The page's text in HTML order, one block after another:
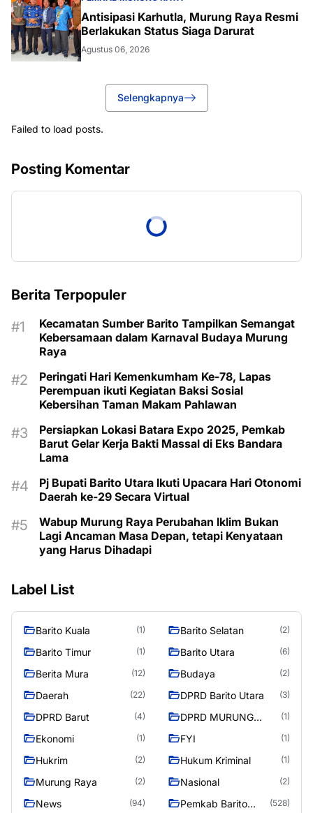
Antisipasi Karhutla, Murung Raya Resmi
Berlakukan Status Siaga Darurat
Agustus 06, 2026
Selengkapnya
Failed to load posts.
Posting Komentar
Berita Terpopuler
Kecamatan Sumber Barito Tampilkan Semangat
Kebersamaan dalam Karnaval Budaya Murung
Raya
Peringati Hari Kemenkumham Ke-78, Lapas
Perempuan ikuti Kegiatan Baksi Sosial
Kebersihan Taman Makam Pahlawan
Persiapkan Lokasi Batara Expo 2025, Pemkab
Barut Gelar Kerja Bakti Massal di Eks Bandara
Lama
Pj Bupati Barito Utara Ikuti Upacara Hari Otonomi
Daerah ke-29 Secara Virtual
Wabup Murung Raya Perubahan Iklim Bukan
Lagi Ancaman Masa Depan, tetapi Kenyataan
yang Harus Dihadapi
Label List
Barito Kuala (1) Barito Selatan (2)
Barito Timur (1) Barito Utara (6)
Berita Mura (12) Budaya (2)
Daerah (22) DPRD Barito Utara (3)
DPRD Barut (4)
DPRD MURUNG
(1)
Ekonomi (1) FYI (1)
Hukrim (2) Hukum Kriminal (1)
Murung Raya (2) Nasional (2)
News (94)
Pemkab Barito
(528)